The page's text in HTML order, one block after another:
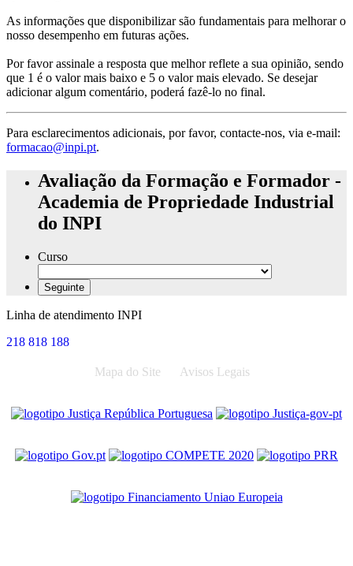
As informações que disponibilizar são fundamentais para melhorar o
nosso desempenho em futuras ações.
Por favor assinale a resposta que melhor reflete a sua opinião, sendo
que 1 é o valor mais baixo e 5 o valor mais elevado. Se desejar
adicionar algum comentário, poderá fazê-lo no final.
Para esclarecimentos adicionais, por favor, contacte-nos, via e-mail:
formacao@inpi.pt.
Avaliação da Formação e Formador -
Academia de Propriedade Industrial
do INPI
Curso
Linha de atendimento INPI
218 818 188
Mapa do Site Avisos Legais